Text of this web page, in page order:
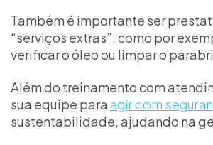
Também é importante ser
“serviços extras”, como por
verificar o óleo ou limpar o
Além do treinamento com
sua equipe para agir com
sustentabilidade, ajudando na